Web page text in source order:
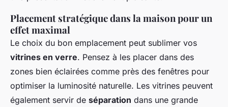
Placement stratégique dans la maison pour un
effet maximal
Le choix du bon emplacement peut sublimer vos
vitrines en verre. Pensez à les placer dans des
zones bien éclairées comme près des fenêtres pour
optimiser la luminosité naturelle. Les vitrines peuvent
également servir de séparation dans une grande